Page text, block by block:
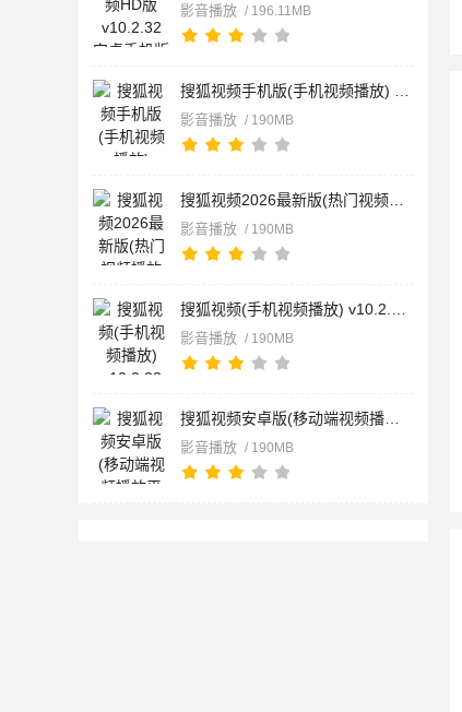
影音播放 / 196.11MB
影音播放 / 190MB
影音播放 / 190MB
影音播放 / 190MB
影音播放 / 190MB